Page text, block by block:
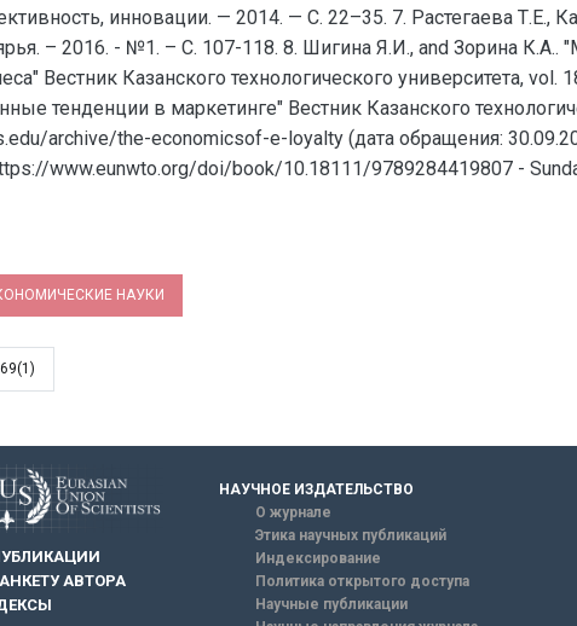
инновации. — 2014. — С. 22–35. 7. Растегаева Т.Е.,
– 2016. - №1. – С. 107-118. 8. Шигина Я.И., and Зорина
Вестник Казанского технологического университета,
тенденции в маркетинге" Вестник Казанского
archive/the-economicsof-e-loyalty (дата обращения:
www.eunwto.org/doi/book/10.18111/9789284419807 -
НАУКИ
69(1)
АВТОРА
НАУЧНОЕ ИЗДАТЕЛЬСТВО
О журнале
Этика научных публикаций
Индексирование
Политика открытого доступа
Научные публикации